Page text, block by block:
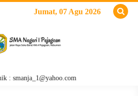
Jumat, 07 Agu 2026